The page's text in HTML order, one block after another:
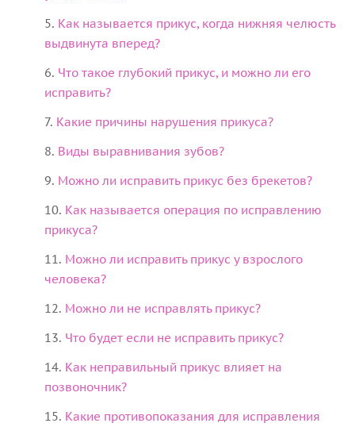
Как называется прикус, когда нижняя челюсть
выдвинута вперед?
Что такое глубокий прикус, и можно ли его
исправить?
Какие причины нарушения прикуса?
Виды выравнивания зубов?
Можно ли исправить прикус без брекетов?
Как называется операция по исправлению
прикуса?
Можно ли исправить прикус у взрослого
человека?
Можно ли не исправлять прикус?
Что будет если не исправить прикус?
Как неправильный прикус влияет на
позвоночник?
Какие противопоказания для исправления